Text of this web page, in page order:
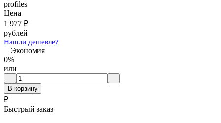
profiles
Цена
1 977 ₽
рублей
Нашли дешевле?
Экономия
0%
или
В корзину
₽
Быстрый заказ